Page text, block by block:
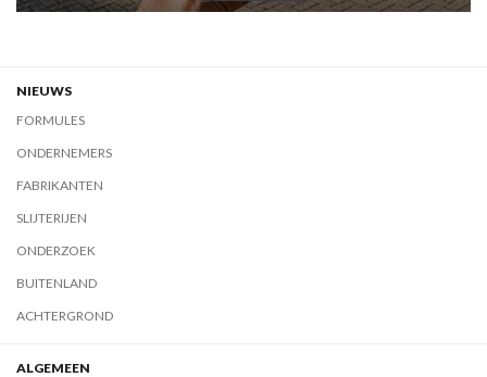
NIEUWS
FORMULES
ONDERNEMERS
FABRIKANTEN
SLIJTERIJEN
ONDERZOEK
BUITENLAND
ACHTERGROND
ALGEMEEN